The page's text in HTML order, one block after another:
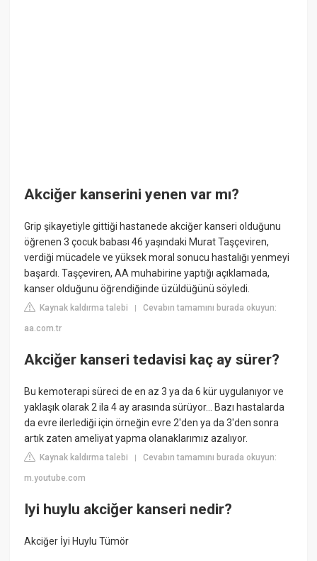
Akciğer kanserini yenen var mı?
Grip şikayetiyle gittiği hastanede akciğer kanseri olduğunu
öğrenen 3 çocuk babası 46 yaşındaki Murat Taşçeviren,
verdiği mücadele ve yüksek moral sonucu hastalığı yenmeyi
başardı. Taşçeviren, AA muhabirine yaptığı açıklamada,
kanser olduğunu öğrendiğinde üzüldüğünü söyledi.
Kaynak kaldırma talebi |Cevabın tamamını burada okuyun:
aa.com.tr
Akciğer kanseri tedavisi kaç ay sürer?
Bu kemoterapi süreci de en az 3 ya da 6 kür uygulanıyor ve
yaklaşık olarak 2 ila 4 ay arasında sürüyor... Bazı hastalarda
da evre ilerlediği için örneğin evre 2'den ya da 3'den sonra
artık zaten ameliyat yapma olanaklarımız azalıyor.
Kaynak kaldırma talebi |Cevabın tamamını burada okuyun:
m.youtube.com
Iyi huylu akciğer kanseri nedir?
Akciğer İyi Huylu Tümör